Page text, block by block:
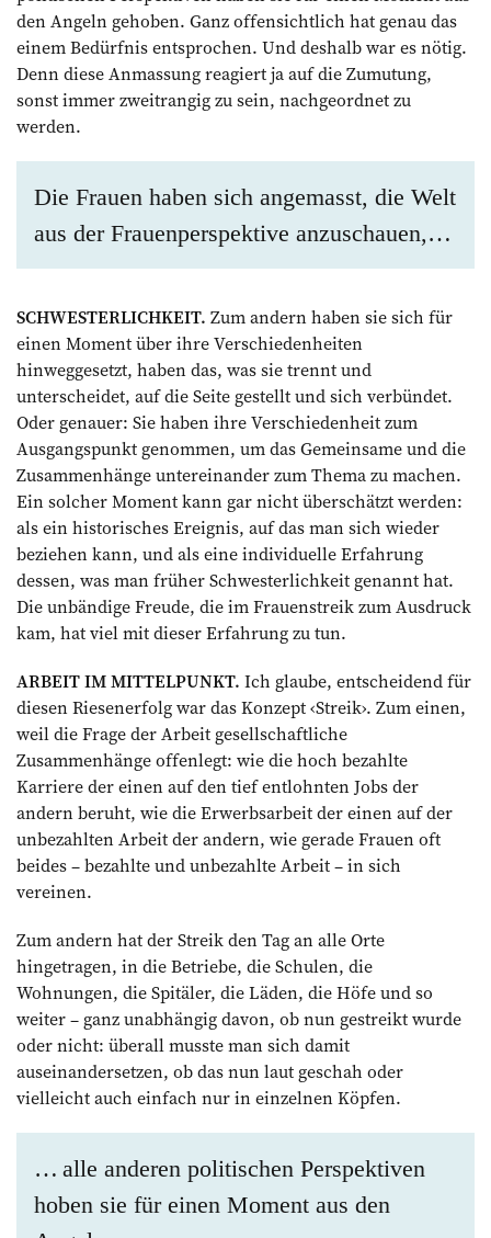
den Angeln gehoben. Ganz offensichtlich hat genau das
einem Bedürfnis entsprochen. Und deshalb war es ­nötig.
Denn diese Anmassung reagiert ja auf die Zumutung,
sonst immer zweitrangig zu sein, nachgeordnet zu
werden.
Die Frauen haben sich angemasst, die Welt
aus der Frauenperspektive anzuschauen,…
SCHWESTERLICHKEIT. Zum andern haben sie sich für
einen Moment über ihre Verschiedenheiten
hinweggesetzt, haben das, was sie trennt und
unterscheidet, auf die Seite gestellt und sich verbündet.
Oder genauer: Sie haben ihre Verschiedenheit zum
Ausgangspunkt genommen, um das Gemeinsame und die
Zusammenhänge untereinander zum Thema zu machen.
Ein solcher Moment kann gar nicht überschätzt werden:
als ein historisches Ereignis, auf das man sich wieder
beziehen kann, und als eine individuelle Erfahrung
dessen, was man früher Schwesterlichkeit genannt hat.
Die unbändige Freude, die im Frauenstreik zum Ausdruck
kam, hat viel mit dieser Erfahrung zu tun.
ARBEIT IM MITTELPUNKT. Ich glaube, entscheidend für
diesen Riesenerfolg war das Konzept ‹Streik›. Zum einen,
weil die Frage der Arbeit gesellschaftliche
Zusammenhänge offenlegt: wie die hoch bezahlte
Karriere der einen auf den tief entlohnten Jobs der
andern beruht, wie die Erwerbsarbeit der einen auf der
unbezahlten Arbeit der andern, wie gerade Frauen oft
beides – bezahlte und unbezahlte Arbeit – in sich
vereinen.
Zum andern hat der Streik den Tag an alle Orte
hingetragen, in die Betriebe, die Schulen, die
Wohnungen, die Spitäler, die Läden, die Höfe und so
weiter – ganz unabhängig davon, ob nun gestreikt wurde
oder nicht: überall musste man sich damit
auseinandersetzen, ob das nun laut geschah oder
vielleicht auch einfach nur in einzelnen Köpfen.
… alle anderen politischen Perspektiven
hoben sie für einen Moment aus den